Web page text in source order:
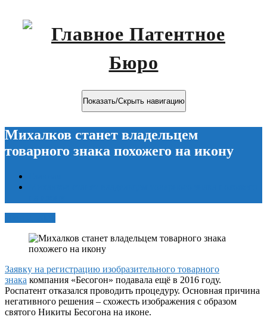
Показать/Скрыть навигацию
Михалков станет владельцем
товарного знака похожего на икону
Заявку на регистрацию изобразительного товарного
знака компания «Бесогон» подавала ещё в 2016 году.
Роспатент отказался проводить процедуру. Основная причина
негативного решения – схожесть изображения с образом
святого Никиты Бесогона на иконе.